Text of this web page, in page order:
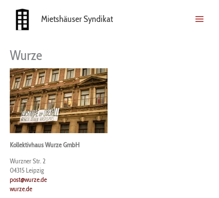
springen
Mietshäuser Syndikat
Wurze
Kollektivhaus Wurze GmbH
Wurzner Str. 2
04315 Leipzig
post@wurze.de
wurze.de